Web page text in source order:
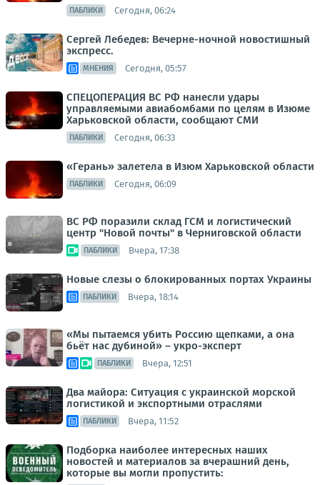
ПАБЛИКИ Сегодня, 06:24
Сергей Лебедев: Вечерне-ночной новостишный
экспресс.
МНЕНИЯ Сегодня, 05:57
СПЕЦОПЕРАЦИЯ ВС РФ нанесли удары
управляемыми авиабомбами по целям в Изюме
Харьковской области, сообщают СМИ
ПАБЛИКИ Сегодня, 06:33
«Герань» залетела в Изюм Харьковской области
ПАБЛИКИ Сегодня, 06:09
ВС РФ поразили склад ГСМ и логистический
центр "Новой почты" в Черниговской области
ПАБЛИКИ Вчера, 17:38
Новые слезы о блокированных портах Украины
ПАБЛИКИ Вчера, 18:14
«Мы пытаемся убить Россию щепками, а она
бьёт нас дубиной» – укро-эксперт
ПАБЛИКИ Вчера, 12:51
Два майора: Ситуация с украинской морской
логистикой и экспортными отраслями
ПАБЛИКИ Вчера, 11:52
Подборка наиболее интересных наших
новостей и материалов за вчерашний день,
которые вы могли пропустить: